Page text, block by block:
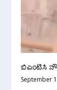
ಬಿಎಂಟಿಸಿ
September